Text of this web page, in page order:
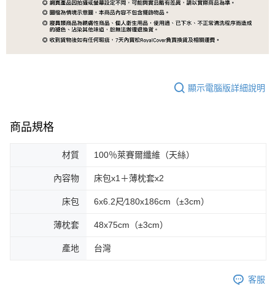
顯示電腦版詳細說明
商品規格
材質 100％萊賽爾纖維（天絲）
內容物 床包x1＋薄枕套x2
床包 6x6.2尺∕180x186cm（±3cm）
薄枕套 48x75cm（±3cm）
產地 台灣
客服